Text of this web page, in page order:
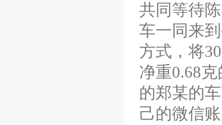
共同等待
车一同来
方式，将
净重0.68
的郑某的
己的微信